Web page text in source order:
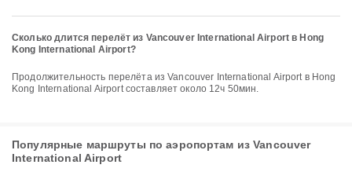
Сколько длится перелёт из Vancouver International Airport в Hong
Kong International Airport?
Продолжительность перелёта из Vancouver International Airport в Hong
Kong International Airport составляет около 12ч 50мин.
Популярные маршруты по аэропортам из Vancouver
International Airport